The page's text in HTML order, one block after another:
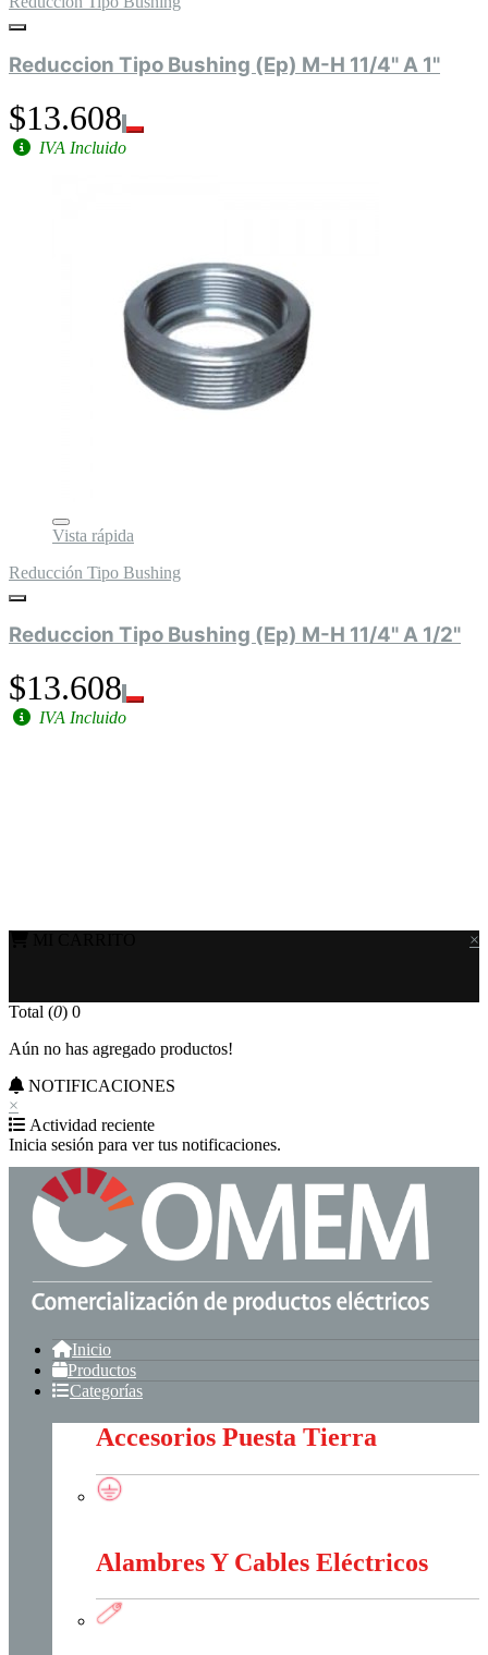
Reduccion Tipo Bushing (Ep) M-H 11/4" A 1"
$13.608
IVA Incluido
Vista rápida
Reducción Tipo Bushing
Reduccion Tipo Bushing (Ep) M-H 11/4" A 1/2"
$13.608
IVA Incluido
×
Total (0) 0
Aún no has agregado productos!
NOTIFICACIONES
×
Actividad reciente
Inicia sesión para ver tus notificaciones.
Inicio
Productos
Categorías
Accesorios Puesta Tierra
Alambres Y Cables Eléctricos